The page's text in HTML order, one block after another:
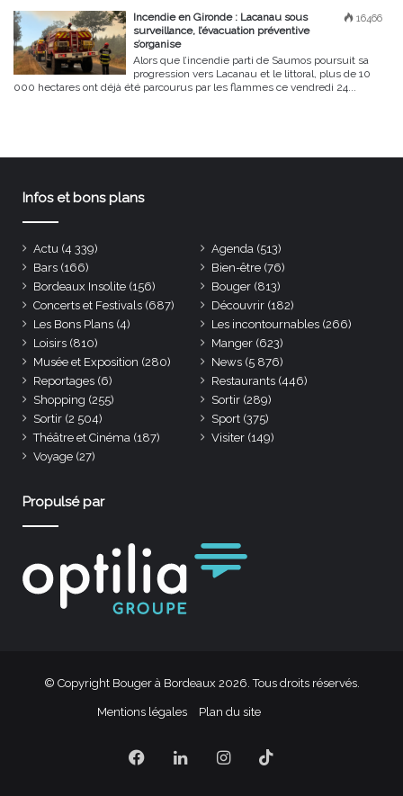
16466
Incendie en Gironde : Lacanau sous
surveillance, l’évacuation préventive
s’organise
Alors que l’incendie parti de Saumos poursuit sa
progression vers Lacanau et le littoral, plus de 10
000 hectares ont déjà été parcourus par les flammes ce vendredi 24...
Infos et bons plans
Actu (4 339) Agenda (513)
Bars (166) Bien-être (76)
Bordeaux Insolite (156) Bouger (813)
Concerts et Festivals (687) Découvrir (182)
Les Bons Plans (4) Les incontournables (266)
Loisirs (810) Manger (623)
Musée et Exposition (280) News (5 876)
Reportages (6) Restaurants (446)
Shopping (255) Sortir (289)
Sortir (2 504) Sport (375)
Théâtre et Cinéma (187) Visiter (149)
Voyage (27)
Propulsé par
© Copyright Bouger à Bordeaux 2026. Tous droits réservés.
Mentions légales Plan du site
Facebook
LinkedinInstagram